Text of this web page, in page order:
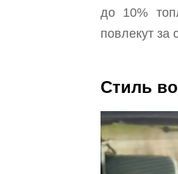
до 10%
повлекут за
Стиль